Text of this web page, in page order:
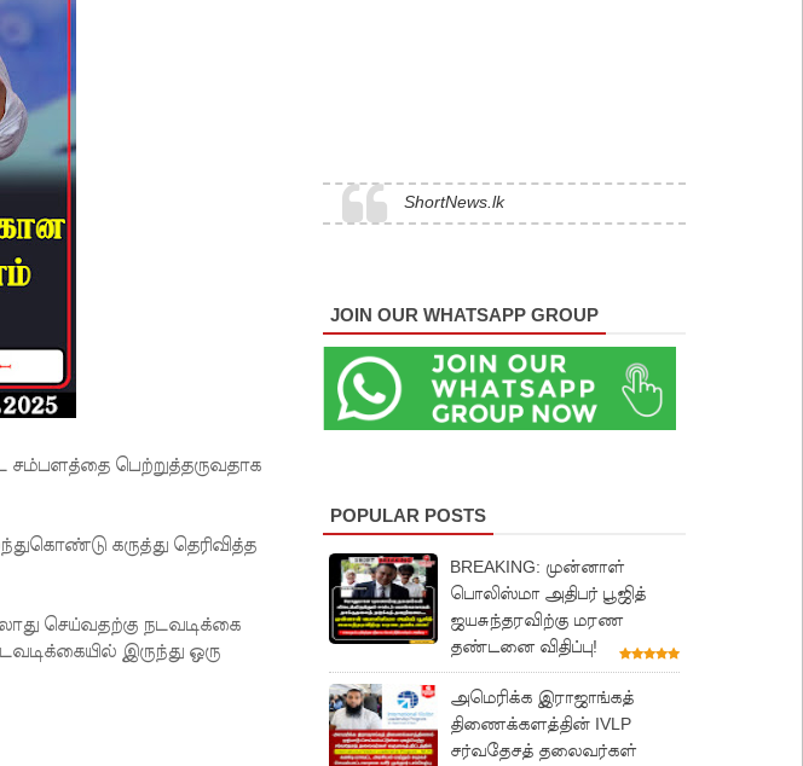
சம்பளத்தை பெற்றுத்தருவதாக
கருத்து தெரிவித்த
செய்வதற்கு நடவடிக்கை
இருந்து ஒரு
ShortNews.lk
JOIN OUR WHATSAPP GROUP
POPULAR POSTS
BREAKING: முன்னாள்
பொலிஸ்மா அதிபர் பூஜித்
ஜயசுந்தரவிற்கு மரண
தண்டனை விதிப்பு!
அமெரிக்க இராஜாங்கத்
திணைக்களத்தின் IVLP
சர்வதேசத் தலைவர்கள்